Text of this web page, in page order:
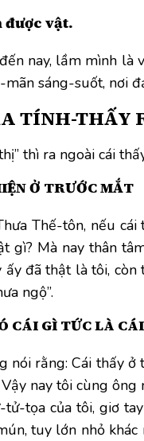
được vật.
nay, lầm mình là
sáng-suốt, nơi
TÍNH-THẤY
thì ra ngoài cái
Ở TRƯỚC MẮT
Thế-tôn, nếu
gì? Mà nay thân
đã thật là tôi,
ngộ”.
CÁI GÌ TỨC LÀ
nói rằng: Cái thấy
nay tôi cùng
tử-tọa của tôi, giơ
tuy lớn nhỏ